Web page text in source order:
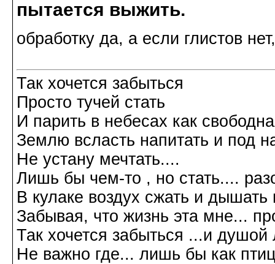
пытается выжить.
обработку да, а если глистов
Так хочется забыться
Просто тучей стать
И парить в небесах как
Землю всласть напитать и под
Не устану мечтать....
Лишь бы чем-то , но стать....
В кулаке воздух сжать и
Забывая, что жизнь эта мне...
Так хочется забыться ...и душой
Не важно где... лишь бы как